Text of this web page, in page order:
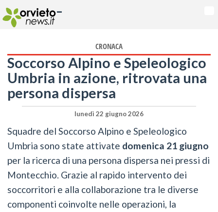
-
CRONACA
Soccorso Alpino e Speleologico
Umbria in azione, ritrovata una
persona dispersa
lunedì 22 giugno 2026
Squadre del Soccorso Alpino e Speleologico
Umbria sono state attivate domenica 21 giugno
per la ricerca di una persona dispersa nei pressi di
Montecchio. Grazie al rapido intervento dei
soccorritori e alla collaborazione tra le diverse
componenti coinvolte nelle operazioni, la